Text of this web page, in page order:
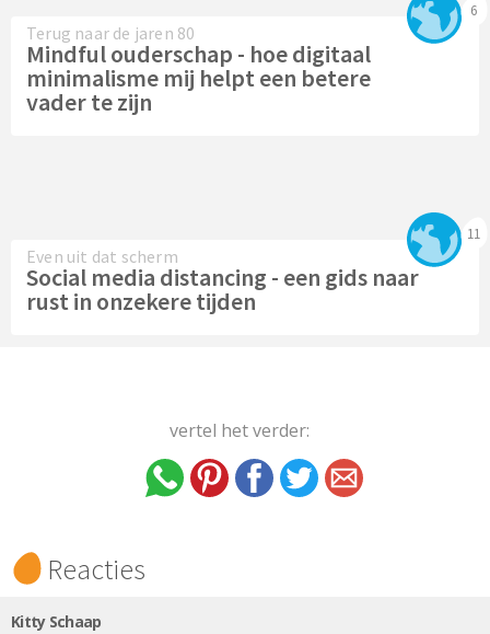
6
Terug naar de jaren 80
Mindful ouderschap - hoe digitaal
minimalisme mij helpt een betere
vader te zijn
11
Even uit dat scherm
Social media distancing - een gids naar
rust in onzekere tijden
vertel het verder:
Reacties
Kitty Schaap